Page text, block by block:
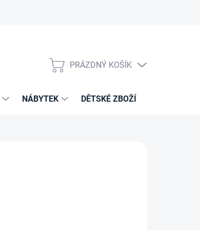
NÁKUPNÍ
PRÁZDNÝ KOŠÍK
NÁBYTEK DĚTSKÉ ZBOŽÍ